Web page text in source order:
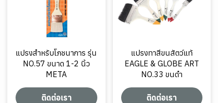
แปรงสำหรับโภชนาการ รุ่น
NO.57 ขนาด 1-2 นิ้ว
META
ติดต่อเรา
แปรงทาสีขนสัตว์แท้
EAGLE & GLOBE ART
NO.33 ขนดำ
ติดต่อเรา